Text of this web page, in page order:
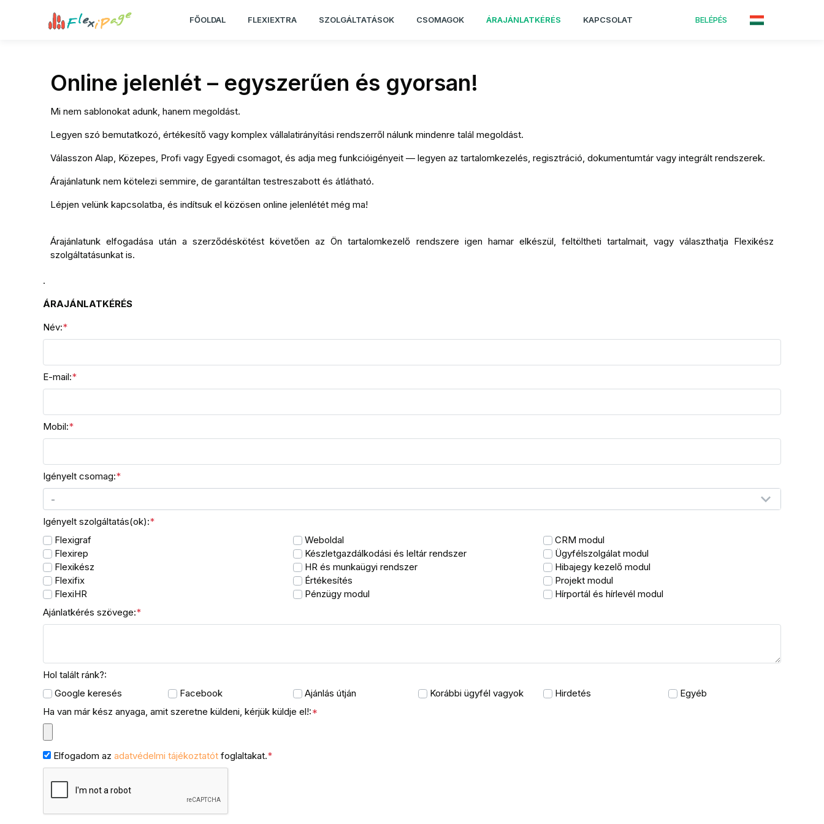
FŐOLDAL FLEXIEXTRA SZOLGÁLTATÁSOK CSOMAGOK ÁRAJÁNLATKÉRÉS KAPCSOLAT BELÉPÉS
Online jelenlét – egyszerűen és gyorsan!
Mi nem sablonokat adunk, hanem megoldást.
Legyen szó bemutatkozó, értékesítő vagy komplex vállalatirányítási rendszerről nálunk mindenre talál megoldást.
Válasszon Alap, Közepes, Profi vagy Egyedi csomagot, és adja meg funkcióigényeit — legyen az tartalomkezelés, regisztráció, dokumentumtár vagy integrált rendszerek.
Árajánlatunk nem kötelezi semmire, de garantáltan testreszabott és átlátható.
Lépjen velünk kapcsolatba, és indítsuk el közösen online jelenlétét még ma!
Árajánlatunk elfogadása után a szerződéskötést követően az Ön tartalomkezelő rendszere igen hamar elkészül, feltöltheti tartalmait, vagy választhatja Flexikész
szolgáltatásunkat is.
.
ÁRAJÁNLATKÉRÉS
Név:*
E-mail:*
Mobil:*
Igényelt csomag:*
-
Igényelt szolgáltatás(ok):*
Flexigraf
Flexirep
Flexikész
Flexifix
FlexiHR
Weboldal
Készletgazdálkodási és leltár rendszer
HR és munkaügyi rendszer
Értékesítés
Pénzügy modul
CRM modul
Ügyfélszolgálat modul
Hibajegy kezelő modul
Projekt modul
Hírportál és hírlevél modul
Ajánlatkérés szövege:*
Hol talált ránk?:
Google keresés
Facebook Ajánlás útján Korábbi ügyfél vagyok Hirdetés
Egyéb
Ha van már kész anyaga, amit szeretne küldeni, kérjük küldje el!:*
Elfogadom azadatvédelmi tájékoztatótfoglaltakat.*